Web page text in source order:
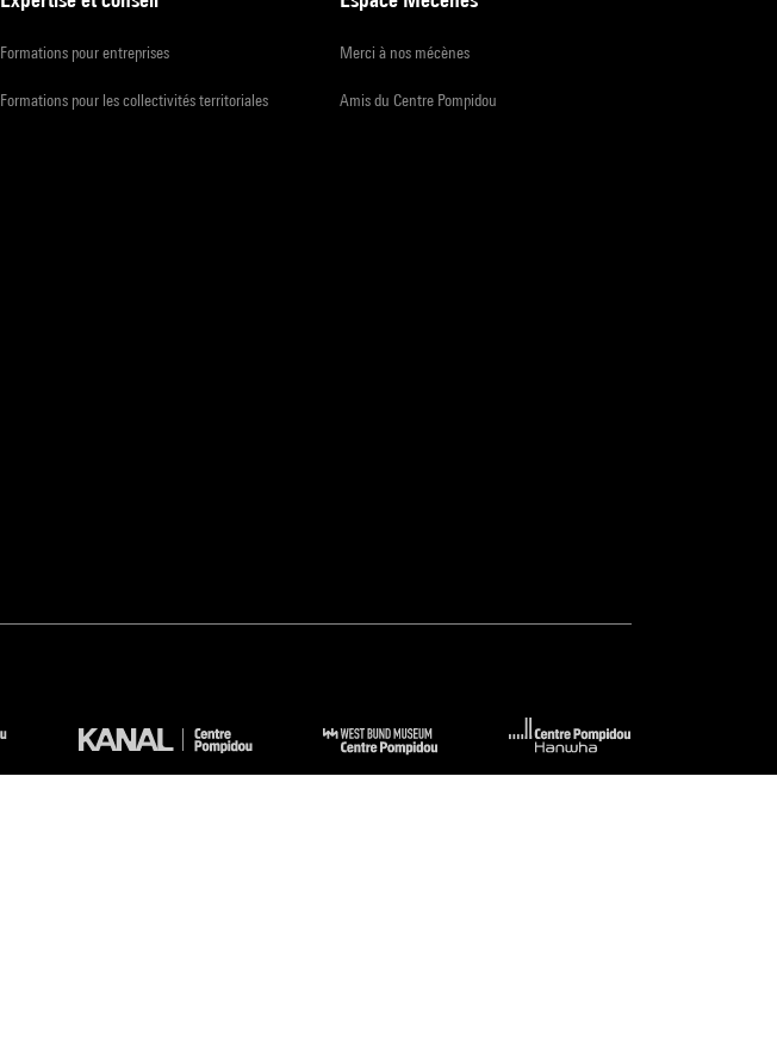
Formations pour entreprises
Formations pour les collectivités territoriales
Merci à nos mécènes
Amis du Centre Pompidou